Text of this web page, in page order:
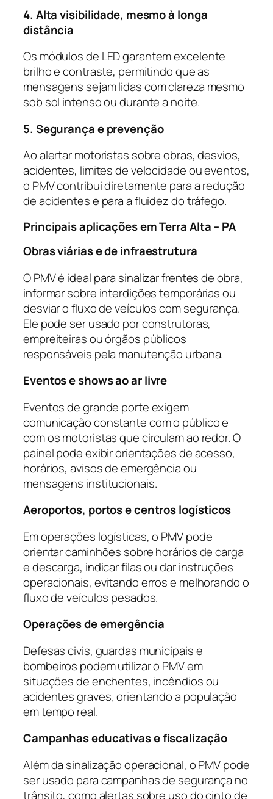
4. Alta visibilidade, mesmo à longa
distância
Os módulos de LED garantem excelente
brilho e contraste, permitindo que as
mensagens sejam lidas com clareza mesmo
sob sol intenso ou durante a noite.
5. Segurança e prevenção
Ao alertar motoristas sobre obras, desvios,
acidentes, limites de velocidade ou eventos,
o PMV contribui diretamente para a redução
de acidentes e para a fluidez do tráfego.
Principais aplicações em Terra Alta – PA
Obras viárias e de infraestrutura
O PMV é ideal para sinalizar frentes de obra,
informar sobre interdições temporárias ou
desviar o fluxo de veículos com segurança.
Ele pode ser usado por construtoras,
empreiteiras ou órgãos públicos
responsáveis pela manutenção urbana.
Eventos e shows ao ar livre
Eventos de grande porte exigem
comunicação constante com o público e
com os motoristas que circulam ao redor. O
painel pode exibir orientações de acesso,
horários, avisos de emergência ou
mensagens institucionais.
Aeroportos, portos e centros logísticos
Em operações logísticas, o PMV pode
orientar caminhões sobre horários de carga
e descarga, indicar filas ou dar instruções
operacionais, evitando erros e melhorando o
fluxo de veículos pesados.
Operações de emergência
Defesas civis, guardas municipais e
bombeiros podem utilizar o PMV em
situações de enchentes, incêndios ou
acidentes graves, orientando a população
em tempo real.
Campanhas educativas e fiscalização
Além da sinalização operacional, o PMV pode
ser usado para campanhas de segurança no
trânsito, como alertas sobre uso do cinto de